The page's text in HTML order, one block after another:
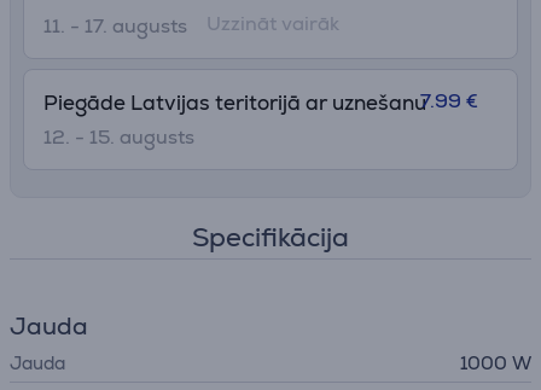
11. - 17. augusts
Uzzināt vairāk
Piegāde Latvijas teritorijā ar uznešanu
12. - 15. augusts
7.99 €
Specifikācija
Jauda
Jauda 1000 W